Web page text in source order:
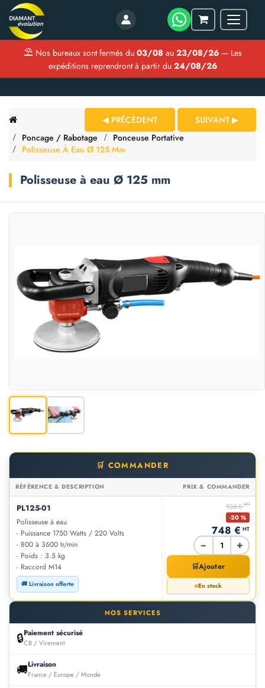
Mon
Menu
⛱ Nos bureaux sont fermés du 03/08 au 23/08/26— Les
expéditions reprendront à partir du 24/08/26
◀ PRÉCÉDENT
SUIVANT ▶
Poncage / Rabotage
Ponceuse Portative
Polisseuse À Eau Ø 125 Mm
Polisseuse à eau Ø 125 mm
🛒 COMMANDER
RÉFÉRENCE & DESCRIPTION PRIX & COMMANDER
PL125-01
Polisseuse à eau
- Puissance 1750 Watts / 220 Volts
- 800 à 3600 tr/min
- Poids : 3.5 kg
- Raccord M14
🚚 Livraison offerte
935 €HT
-20 %
748 € HT
− +
🛒Ajouter
En stock
NOS SERVICES
🔒Paiement sécurisé
CB / Virement
🚚Livraison
France / Europe / Monde